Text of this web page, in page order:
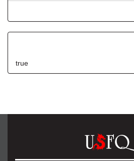
true